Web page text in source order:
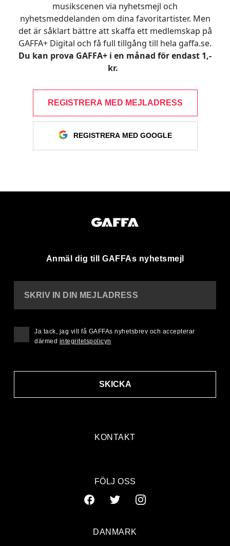
musikscenen via nyhetsmejl och
nyhetsmeddelanden om dina favoritartister. Men
det är såklart bättre att skaffa ett medlemskap på
GAFFA+ Digital och få full tillgång till hela gaffa.se.
Du kan prova GAFFA+ i en månad för endast 1,-
kr.
REGISTRERA MED MEJLADRESS
REGISTRERA MED GOOGLE
Anmäl dig till GAFFAs nyhetsmejl
KONTAKT
SKRIV IN DIN MEJLADRESS
SKICKA
Ja tack, jag vill få GAFFAs nyhetsbrev och accepterar
därmed integritetspolicyn
FÖLJ OSS
DANMARK